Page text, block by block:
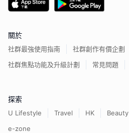
關於
社群最強使用指南
社群創作有價企劃
社群焦點功能及升級計劃
常見問題
探索
U Lifestyle Travel HK Beauty
e-zone